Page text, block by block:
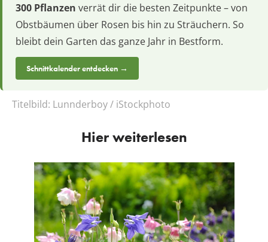
300 Pflanzen verrät dir die besten Zeitpunkte – von
Obstbäumen über Rosen bis hin zu Sträuchern. So
bleibt dein Garten das ganze Jahr in Bestform.
Schnittkalender entdecken →
Titelbild: Lunnderboy / iStockphoto
Hier weiterlesen